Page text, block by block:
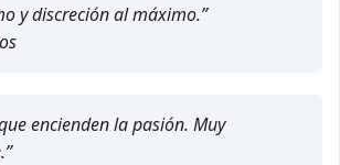
y discreción al máximo.”
encienden la pasión. Muy